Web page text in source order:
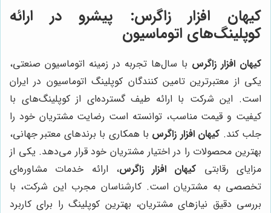
کیهان افزار زاگرس: پیشرو در ارائه
کوپلینگ‌های اتوماسیون
کیهان افزار زاگرس با سال‌ها تجربه در زمینه اتوماسیون صنعتی،
یکی از معتبرترین تامین کنندگان کوپلینگ اتوماسیون در ایران
است. این شرکت با ارائه طیف گسترده‌ای از کوپلینگ‌های با
کیفیت و قیمت مناسب، توانسته است رضایت مشتریان خود را
جلب کند. کیهان افزار زاگرس با همکاری با برندهای معتبر جهانی،
بهترین محصولات را در اختیار مشتریان خود قرار می‌دهد. یکی از
مزایای رقابتی کیهان افزار زاگرس، ارائه خدمات مشاوره‌ای
تخصصی به مشتریان است. کارشناسان مجرب این شرکت، با
بررسی دقیق نیازهای مشتریان، بهترین کوپلینگ را برای کاربرد